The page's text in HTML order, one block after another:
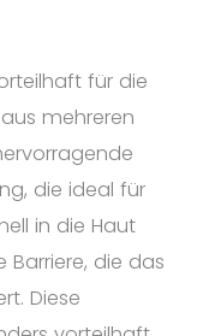
für die
mehreren
die ideal für
in die Haut
die das
Diese